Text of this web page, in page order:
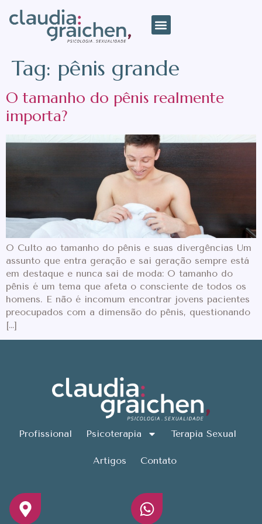
Tag: pênis grande
O tamanho do pênis realmente
importa?
O Culto ao tamanho do pênis e suas divergências Um
assunto que entra geração e sai geração sempre está
em destaque e nunca sai de moda: O tamanho do
pênis é um tema que afeta o consciente de todos os
homens. E não é incomum encontrar jovens pacientes
preocupados com a dimensão do pênis, questionando
[…]
Profissional Psicoterapia Terapia Sexual
Artigos Contato